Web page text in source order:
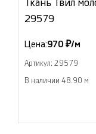
Ткань Твил
29579
Цена:970 ₽/м
Артикул: 29579
В наличии 48.90 м